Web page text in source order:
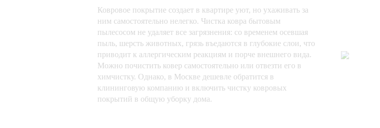
Ковровое покрытие создает в квартире уют, но ухаживать за
ним самостоятельно нелегко. Чистка ковра бытовым
пылесосом не удаляет все загрязнения: со временем осевшая
пыль, шерсть животных, грязь въедаются в глубокие слои, что
приводит к аллергическим реакциям и порче внешнего вида.
Можно почистить ковер самостоятельно или отвезти его в
химчистку. Однако, в Москве дешевле обратится в
клининговую компанию и включить чистку ковровых
покрытий в общую уборку дома.